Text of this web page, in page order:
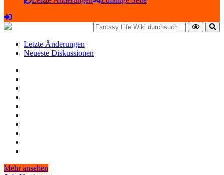
Letzte Änderungen
Neueste Diskussionen
Mehr ansehen